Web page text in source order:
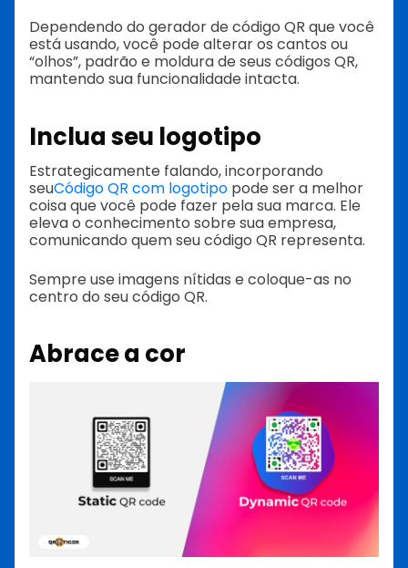
Dependendo do gerador de código QR que você
está usando, você pode alterar os cantos ou
“olhos”, padrão e moldura de seus códigos QR,
mantendo sua funcionalidade intacta.
Inclua seu logotipo
Estrategicamente falando, incorporando
seuCódigo QR com logotipo pode ser a melhor
coisa que você pode fazer pela sua marca. Ele
eleva o conhecimento sobre sua empresa,
comunicando quem seu código QR representa.
Sempre use imagens nítidas e coloque-as no
centro do seu código QR.
Abrace a cor